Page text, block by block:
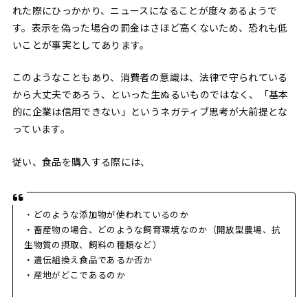
れた際にひっかかり、ニュースになることが度々あるようで
す。表示を偽った場合の罰金はさほど高くないため、恐れも低
いことが事実としてあります。
このようなこともあり、消費者の意識は、法律で守られている
から大丈夫であろう、といった生ぬるいものではなく、「基本
的に企業は信用できない」というネガティブ思考が大前提とな
っています。
従い、食品を購入する際には、
・どのような添加物が使われているのか
・畜産物の場合、どのような飼育環境なのか（開放型農場、抗
生物質の摂取、飼料の種類など）
・遺伝組換え食品であるか否か
・産地がどこであるのか